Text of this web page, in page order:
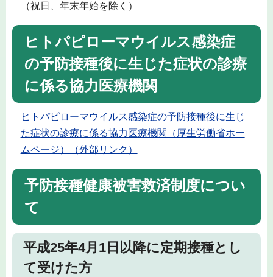
（祝日、年末年始を除く）
ヒトパピローマウイルス感染症
の予防接種後に生じた症状の診療
に係る協力医療機関
ヒトパピローマウイルス感染症の予防接種後に生じ
た症状の診療に係る協力医療機関（厚生労働省ホー
ムページ）（外部リンク）
予防接種健康被害救済制度につい
て
平成25年4月1日以降に定期接種とし
て受けた方